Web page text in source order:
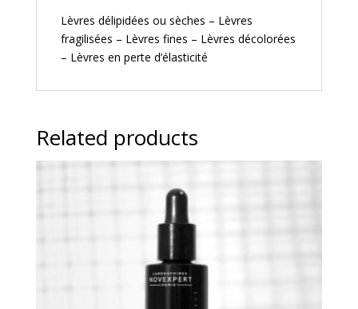
Lèvres délipidées ou sèches – Lèvres
fragilisées – Lèvres fines – Lèvres décolorées
– Lèvres en perte d’élasticité
Related products